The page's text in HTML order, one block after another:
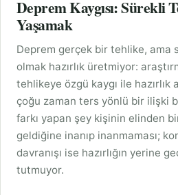
Deprem Kaygısı: Sürekli
Yaşamak
Deprem gerçek bir tehlike, ama
olmak hazırlık üretmiyor:
tehlikeye özgü kaygı ile hazırlık
çoğu zaman ters yönlü bir ilişki
farkı yapan şey kişinin elinden
geldiğine inanıp inanmaması;
davranışı ise hazırlığın yerine
tutmuyor.